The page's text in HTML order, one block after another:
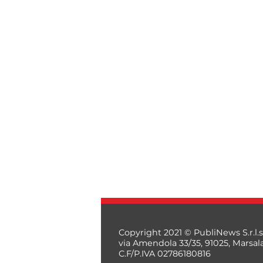
Copyright 2021 © PubliNews
via Amendola 33/35, 91025,
C.F/P.IVA 02786180816